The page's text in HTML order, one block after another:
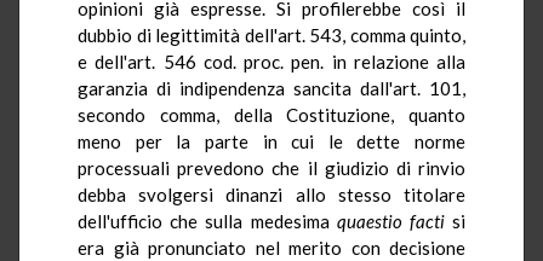
opinioni già espresse. Si profilerebbe così il
dubbio di legittimità dell'art. 543, comma quinto,
e dell'art. 546 cod. proc. pen. in relazione alla
garanzia di indipendenza sancita dall'art. 101,
secondo comma, della Costituzione, quanto
meno per la parte in cui le dette norme
processuali prevedono che il giudizio di rinvio
debba svolgersi dinanzi allo stesso titolare
dell'ufficio che sulla medesima quaestio factisi
era già pronunciato nel merito con decisione